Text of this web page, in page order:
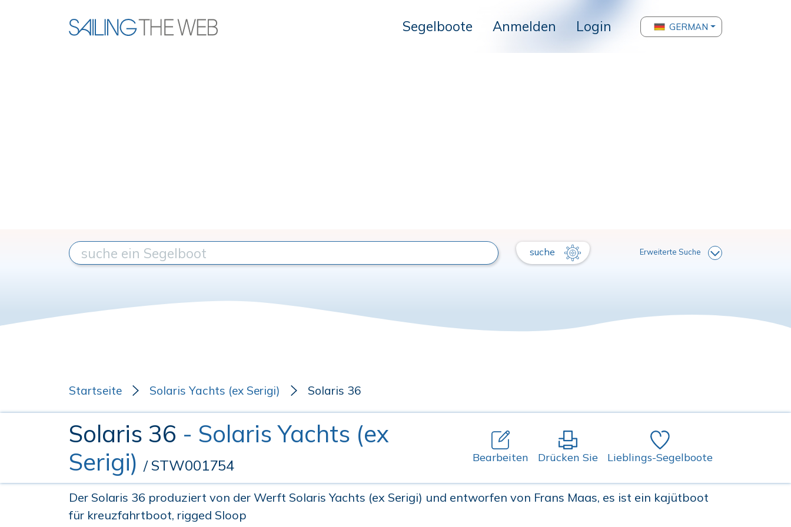
Segelboote Anmelden Login GERMAN
suche Erweiterte Suche
Startseite Solaris Yachts (ex Serigi) Solaris 36
Solaris 36 - Solaris Yachts (ex
Serigi) / STW001754 Bearbeiten Drücken Sie Lieblings-Segelboote
Der Solaris 36 produziert von der Werft Solaris Yachts (ex Serigi) und entworfen von Frans Maas, es ist ein kajütboot
für kreuzfahrtboot, rigged Sloop